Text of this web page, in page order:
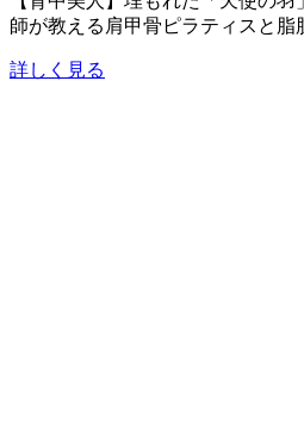
師が教える肩甲骨ピラティスと脂
詳しく見る